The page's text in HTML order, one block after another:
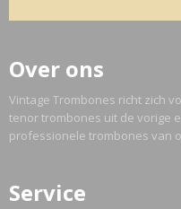
Over ons
Vintage Trombones richt zich
tenor trombones uit de vorige
professionele trombones van
Service